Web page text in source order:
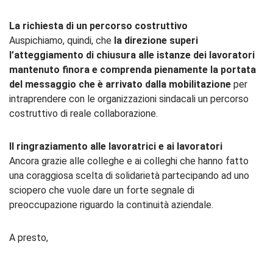
La richiesta di un percorso costruttivo
Auspichiamo, quindi, che la direzione superi
l’atteggiamento di chiusura alle istanze dei lavoratori
mantenuto finora e comprenda pienamente la portata
del messaggio che è arrivato dalla mobilitazione per
intraprendere con le organizzazioni sindacali un percorso
costruttivo di reale collaborazione.
Il ringraziamento alle lavoratrici e ai lavoratori
Ancora grazie alle colleghe e ai colleghi che hanno fatto
una coraggiosa scelta di solidarietà partecipando ad uno
sciopero che vuole dare un forte segnale di
preoccupazione riguardo la continuità aziendale.
A presto,